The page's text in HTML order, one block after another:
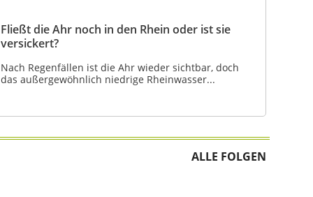
Fließt die Ahr noch in den Rhein oder ist sie
versickert?
Nach Regenfällen ist die Ahr wieder sichtbar, doch
das außergewöhnlich niedrige Rheinwasser...
ALLE FOLGEN